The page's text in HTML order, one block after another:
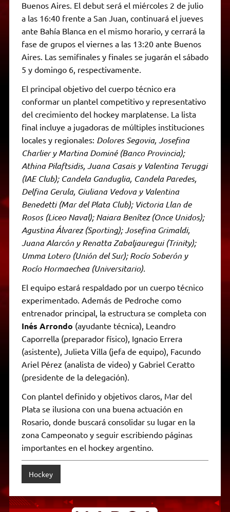
Buenos Aires. El debut será el miércoles 2 de julio
a las 16:40 frente a San Juan, continuará el jueves
ante Bahía Blanca en el mismo horario, y cerrará la
fase de grupos el viernes a las 13:20 ante Buenos
Aires. Las semifinales y finales se jugarán el sábado
5 y domingo 6, respectivamente.
El principal objetivo del cuerpo técnico era
conformar un plantel competitivo y representativo
del crecimiento del hockey marplatense. La lista
final incluye a jugadoras de múltiples instituciones
locales y regionales: Dolores Segovia, Josefina
Charlier y Martina Dominé (Banco Provincia);
Athina Pilaftsidis, Juana Casais y Valentina Teruggi
(IAE Club); Candela Ganduglia, Candela Paredes,
Delfina Gerula, Giuliana Vedova y Valentina
Benedetti (Mar del Plata Club); Victoria Llan de
Rosos (Liceo Naval); Naiara Benítez (Once Unidos);
Agustina Álvarez (Sporting); Josefina Grimaldi,
Juana Alarcón y Renatta Zabaljauregui (Trinity);
Umma Lotero (Unión del Sur); Rocío Soberón y
Rocío Hormaechea (Universitario).
El equipo estará respaldado por un cuerpo técnico
experimentado. Además de Pedroche como
entrenador principal, la estructura se completa con
Inés Arrondo (ayudante técnica), Leandro
Caporrella (preparador físico), Ignacio Errera
(asistente), Julieta Villa (jefa de equipo), Facundo
Ariel Pérez (analista de video) y Gabriel Ceratto
(presidente de la delegación).
Con plantel definido y objetivos claros, Mar del
Plata se ilusiona con una buena actuación en
Rosario, donde buscará consolidar su lugar en la
zona Campeonato y seguir escribiendo páginas
importantes en el hockey argentino.
Hockey